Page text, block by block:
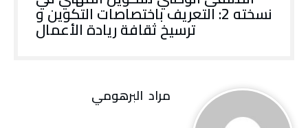
نسخته 2: التعريف باختصاصات التكوين و
ترسيخ ثقافة ريادة الأعمال
مراد‭ ‬ البرهومي